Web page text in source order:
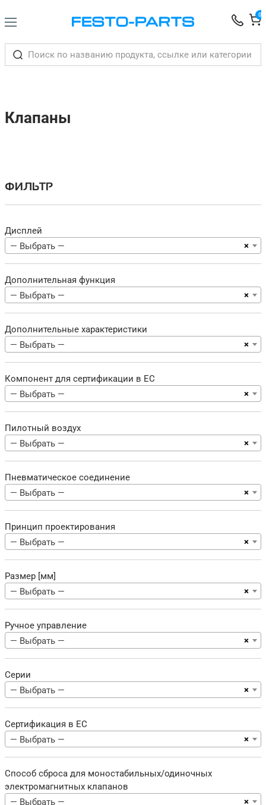
0
Клапаны
ФИЛЬТР
Дисплей
×
— Выбрать —
Дополнительная функция
×
— Выбрать —
Дополнительные характеристики
×
— Выбрать —
Компонент для сертификации в ЕС
×
— Выбрать —
Пилотный воздух
×
— Выбрать —
Пневматическое соединение
×
— Выбрать —
Принцип проектирования
×
— Выбрать —
Размер [мм]
×
— Выбрать —
Ручное управление
×
— Выбрать —
Серии
×
— Выбрать —
Сертификация в ЕС
×
— Выбрать —
Способ сброса для моностабильных/одиночных
электромагнитных клапанов
×
— Выбрать —